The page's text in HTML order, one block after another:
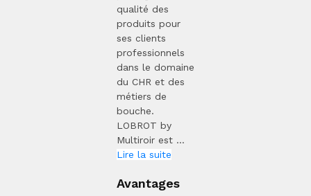
qualité des
produits pour
ses clients
professionnels
dans le domaine
du CHR et des
métiers de
bouche.
LOBROT by
Multiroir est ...
Lire la suite
Avantages